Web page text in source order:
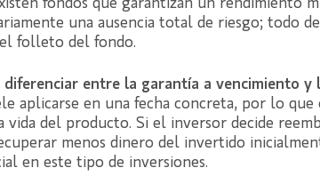
fondos que garantizan un rendimiento
una ausencia total de riesgo; todo
el folleto del fondo.
diferenciar entre la garantía a vencimiento
aplicarse en una fecha concreta, por lo
del producto. Si el inversor decide
menos dinero del invertido
en este tipo de inversiones.